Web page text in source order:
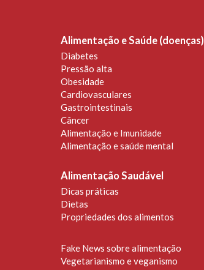
Alimentação e Saúde (doenças)
Diabetes
Pressão alta
Obesidade
Cardiovasculares
Gastrointestinais
Câncer
Alimentação e Imunidade
Alimentação e saúde mental
Alimentação Saudável
Dicas práticas
Dietas
Propriedades dos alimentos
Fake News sobre alimentação
Vegetarianismo e veganismo